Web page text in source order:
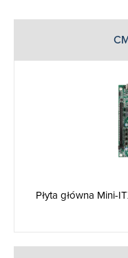
Płyta główna Mini-